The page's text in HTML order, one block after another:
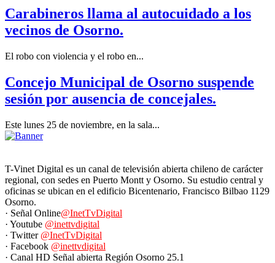
Carabineros llama al autocuidado a los
vecinos de Osorno.
El robo con violencia y el robo en...
Concejo Municipal de Osorno suspende
sesión por ausencia de concejales.
Este lunes 25 de noviembre, en la sala...
T-Vinet Digital es un canal de televisión abierta chileno de carácter
regional, con sedes en Puerto Montt y Osorno. Su estudio central y
oficinas se ubican en el edificio Bicentenario, Francisco Bilbao 1129
Osorno.
· Señal Online@InetTvDigital
· Youtube @inettvdigital
· Twitter @InetTvDigital
· Facebook @inettvdigital
· Canal HD Señal abierta Región Osorno 25.1